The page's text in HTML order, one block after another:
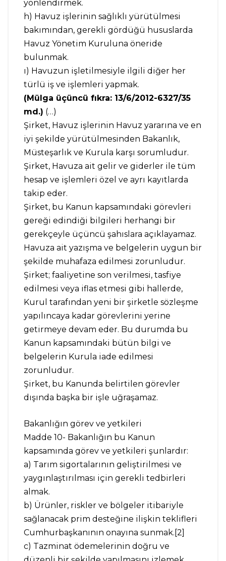
yönlendirmek.
h) Havuz işlerinin sağlıklı yürütülmesi
bakımından, gerekli gördüğü hususlarda
Havuz Yönetim Kuruluna öneride
bulunmak.
ı) Havuzun işletilmesiyle ilgili diğer her
türlü iş ve işlemleri yapmak.
(Mülga üçüncü fıkra: 13/6/2012-6327/35
md.) (…)
Şirket, Havuz işlerinin Havuz yararına ve en
iyi şekilde yürütülmesinden Bakanlık,
Müsteşarlık ve Kurula karşı sorumludur.
Şirket, Havuza ait gelir ve giderler ile tüm
hesap ve işlemleri özel ve ayrı kayıtlarda
takip eder.
Şirket, bu Kanun kapsamındaki görevleri
gereği edindiği bilgileri herhangi bir
gerekçeyle üçüncü şahıslara açıklayamaz.
Havuza ait yazışma ve belgelerin uygun bir
şekilde muhafaza edilmesi zorunludur.
Şirket; faaliyetine son verilmesi, tasfiye
edilmesi veya iflas etmesi gibi hallerde,
Kurul tarafından yeni bir şirketle sözleşme
yapılıncaya kadar görevlerini yerine
getirmeye devam eder. Bu durumda bu
Kanun kapsamındaki bütün bilgi ve
belgelerin Kurula iade edilmesi
zorunludur.
Şirket, bu Kanunda belirtilen görevler
dışında başka bir işle uğraşamaz.
Bakanlığın görev ve yetkileri
Madde 10- Bakanlığın bu Kanun
kapsamında görev ve yetkileri şunlardır:
a) Tarım sigortalarının geliştirilmesi ve
yaygınlaştırılması için gerekli tedbirleri
almak.
b) Ürünler, riskler ve bölgeler itibariyle
sağlanacak prim desteğine ilişkin teklifleri
Cumhurbaşkanının onayına sunmak.[2]
c) Tazminat ödemelerinin doğru ve